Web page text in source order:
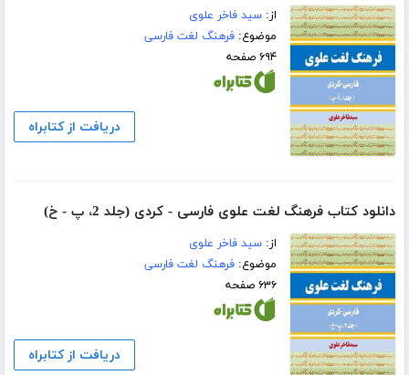
از:سید فاخر علوی
موضوع:فرهنگ لغت فارسی
۶۹۴ صفحه
دریافت از کتابراه
دانلود کتاب فرهنگ لغت علوی فارسی - کردی (جلد 2، پ - خ)
از:سید فاخر علوی
موضوع:فرهنگ لغت فارسی
۶۳۶ صفحه
دریافت از کتابراه